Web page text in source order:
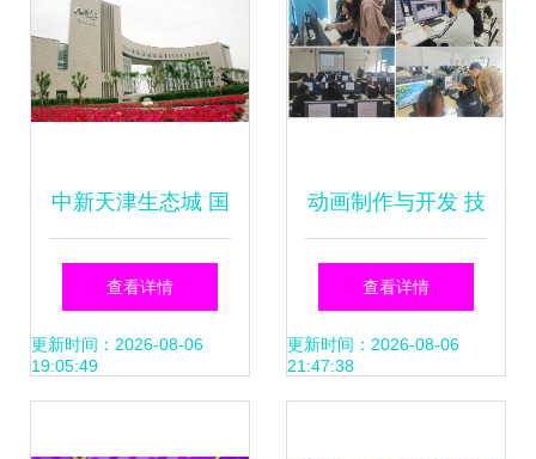
中新天津生态城 国
家动漫产业园破壳
开园，5G+AI解锁
查看详情
更新时间：2026-08-06
19:05:49
动画制作与开发 技
艺与创新的完美融
合
查看详情
更新时间：2026-08-06
21:47:38